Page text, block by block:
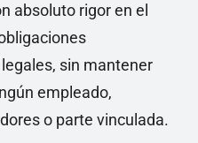
absoluto rigor en el
sin mantener
empleado,
o parte vinculada.